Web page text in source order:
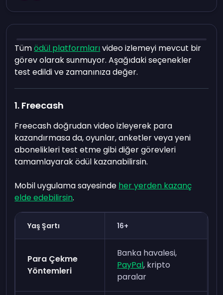
Tümödül platformlarıvideo izlemeyi mevcut bir
görev olarak sunmuyor. Aşağıdaki seçenekler
test edildi ve zamanınıza değer.
1. Freecash
Freecash doğrudan video izleyerek para
kazandırmasa da, oyunlar, anketler veya yeni
abonelikleri test etme gibi diğer görevleri
tamamlayarak ödül kazanabilirsin.
Mobil uygulama sayesinde her yerden kazanç
elde edebilirsin.
Yaş Şartı 16+
Para Çekme
Yöntemleri
Banka havalesi,
PayPal, kripto
paralar